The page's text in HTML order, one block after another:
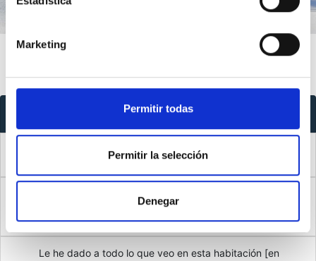
Marketing
Permitir todas
Permitir la selección
Denegar
desde esta ventana, en este lugar] significa nada.
Le he dado a todo lo que veo en esta habitación [en